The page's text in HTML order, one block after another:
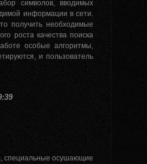
символов, вводимых
информации в сети.
получить необходимые
роста качества поиска
особые алгоритмы,
и пользователь
специальные осушающие